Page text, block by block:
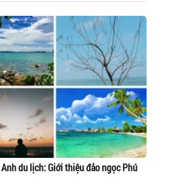
du lịch: Giới thiệu đảo ngọc Phú